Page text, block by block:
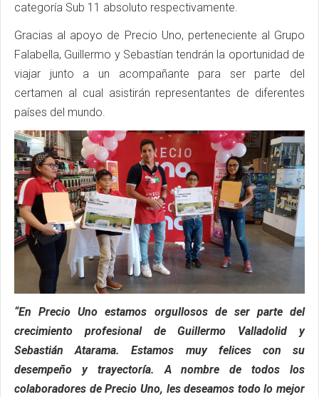
categoría Sub 11 absoluto respectivamente.
Gracias al apoyo de Precio Uno, perteneciente al Grupo
Falabella, Guillermo y Sebastían tendrán la oportunidad de
viajar junto a un acompañante para ser parte del
certamen al cual asistirán representantes de diferentes
países del mundo.
“En Precio Uno estamos orgullosos de ser parte del
crecimiento profesional de Guillermo Valladolid y
Sebastián Atarama. Estamos muy felices con su
desempeño y trayectoría. A nombre de todos los
colaboradores de Precio Uno, les deseamos todo lo mejor